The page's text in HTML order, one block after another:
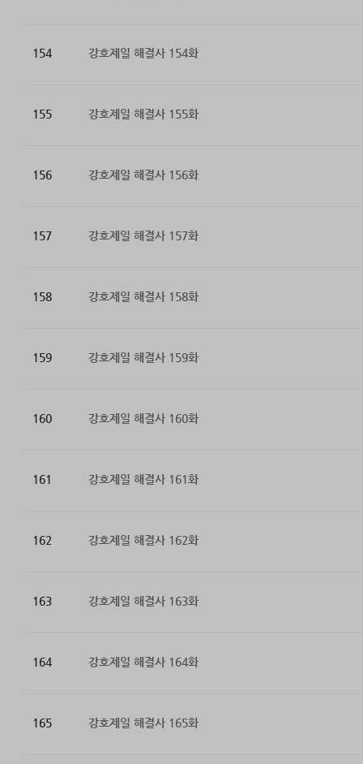
154 강호제일 해결사 154화
155 강호제일 해결사 155화
156 강호제일 해결사 156화
157 강호제일 해결사 157화
158 강호제일 해결사 158화
159 강호제일 해결사 159화
160 강호제일 해결사 160화
161 강호제일 해결사 161화
162 강호제일 해결사 162화
163 강호제일 해결사 163화
164 강호제일 해결사 164화
165 강호제일 해결사 165화